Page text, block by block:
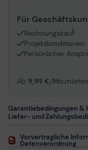
Für
Rechnungskauf
1
Projektkonditionen
Persönlicher
Ab 9,99 €/Mo.
Garantiebedingungen &
Liefer- und
Vorvertragliche
Datenverordnung